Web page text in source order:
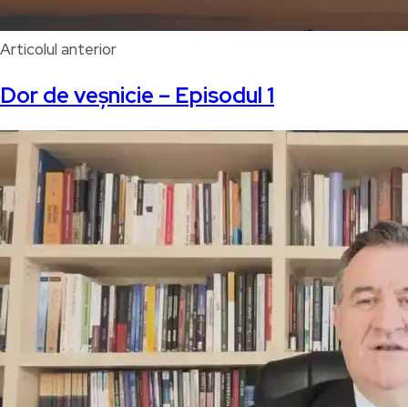
Articolul anterior
Dor de veșnicie – Episodul 1